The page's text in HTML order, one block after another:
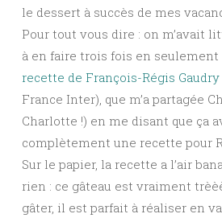
le dessert à succès de mes
Pour tout vous dire : on m’avait
à en faire trois fois en seulement
recette de François-Régis Gaudry
France Inter), que m’a partagée
Charlotte !) en me disant que ça
complètement une recette pour
Sur le papier, la recette a l’air
rien : ce gâteau est vraiment
gâter, il est parfait à réaliser en